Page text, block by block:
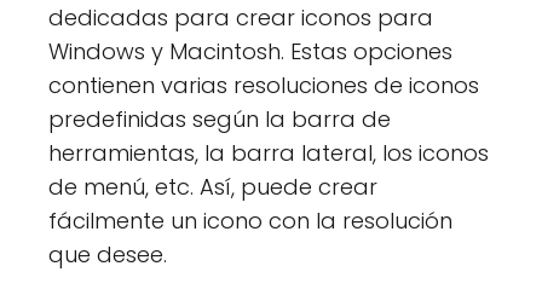
dedicadas para crear iconos para
Windows y Macintosh. Estas opciones
contienen varias resoluciones de iconos
predefinidas según la barra de
herramientas, la barra lateral, los iconos
de menú, etc. Así, puede crear
fácilmente un icono con la resolución
que desee.